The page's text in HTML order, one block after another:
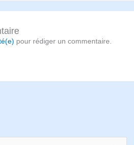
pour rédiger un commentaire.